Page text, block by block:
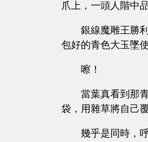
爪上，一頭人階中
銀線魔雕王勝
包好的青色大玉墜
嚓！
當葉真看到那
袋，用雜草將自己
幾乎是同時，